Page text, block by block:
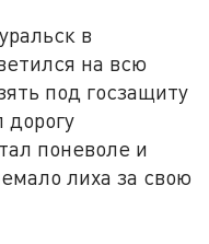
в
на всю
под госзащиту
поневоле и
лиха за свою